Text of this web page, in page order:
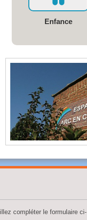
Enfance
compléter le formulaire ci-